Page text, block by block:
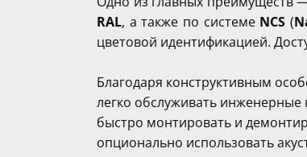
RAL, а также по системе NCS (
цветовой идентификацией.
Благодаря конструктивным
легко обслуживать
быстро монтировать и
опционально использовать